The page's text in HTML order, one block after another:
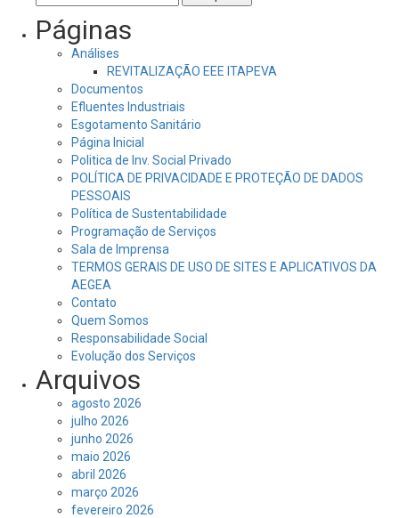
por:
Páginas
Análises
REVITALIZAÇÃO EEE ITAPEVA
Documentos
Efluentes Industriais
Esgotamento Sanitário
Página Inicial
Politica de Inv. Social Privado
POLÍTICA DE PRIVACIDADE E PROTEÇÃO DE DADOS
PESSOAIS
Política de Sustentabilidade
Programação de Serviços
Sala de Imprensa
TERMOS GERAIS DE USO DE SITES E APLICATIVOS DA
AEGEA
Contato
Quem Somos
Responsabilidade Social
Evolução dos Serviços
Arquivos
agosto 2026
julho 2026
junho 2026
maio 2026
abril 2026
março 2026
fevereiro 2026